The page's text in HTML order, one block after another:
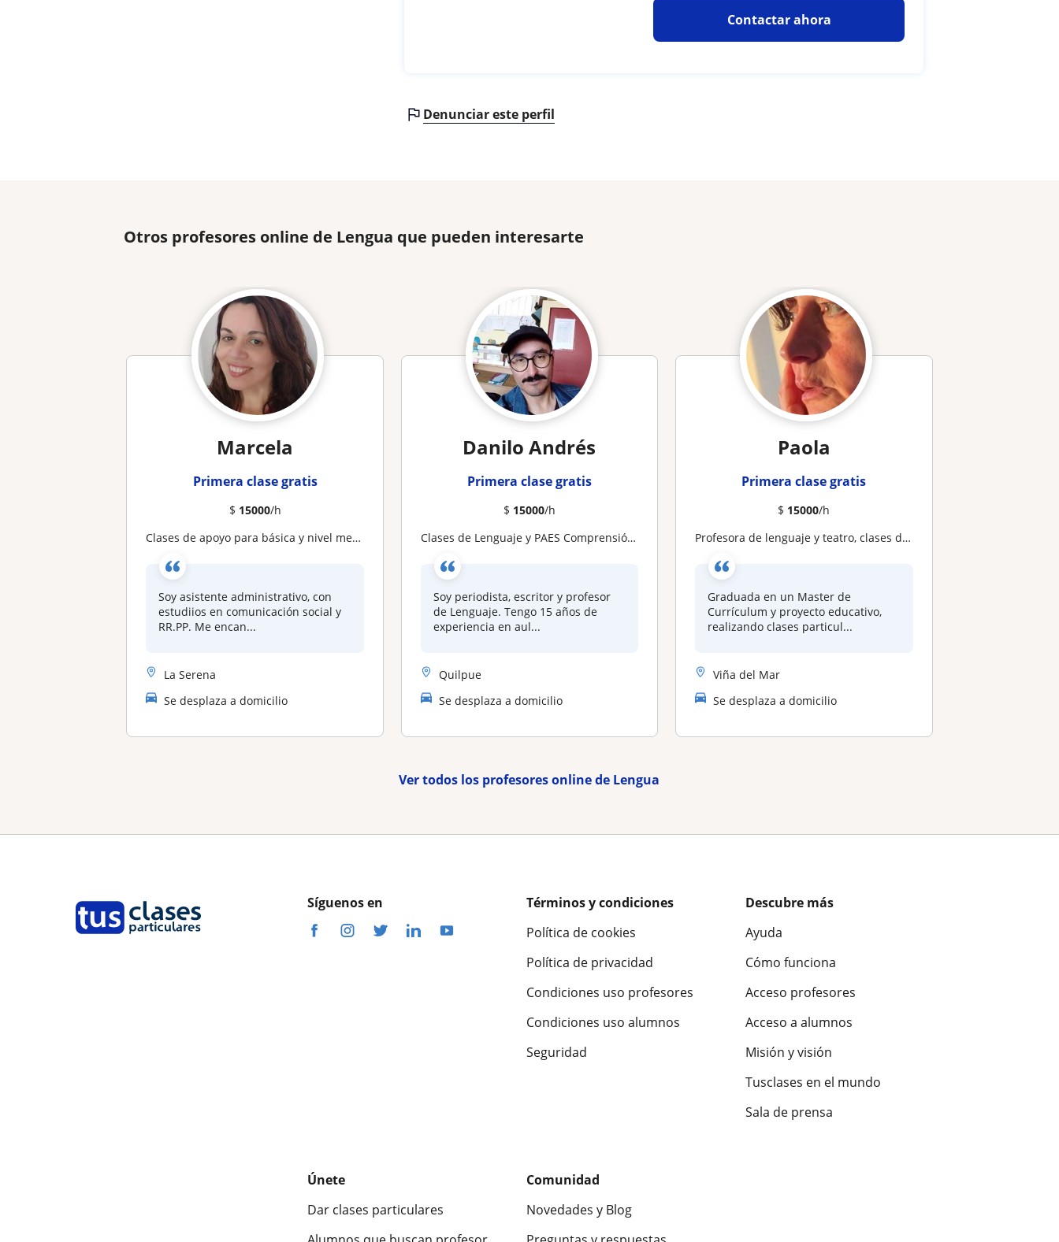
Contactar ahora
Denunciar este perfil
Otros profesores online de Lengua que pueden interesarte
Marcela
Primera clase gratis
$ 15000/h
Clases de apoyo para básica y nivel medio
Soy asistente administrativo, con
estudiios en comunicación social y
RR.PP. Me encan...
La Serena
Se desplaza a domicilio
Danilo Andrés
Primera clase gratis
$ 15000/h
Clases de Lenguaje y PAES Comprensión Lectora — Presencial Chillán y Online
Soy periodista, escritor y profesor
de Lenguaje. Tengo 15 años de
experiencia en aul...
Quilpue
Se desplaza a domicilio
Paola
Primera clase gratis
$ 15000/h
Profesora de lenguaje y teatro, clases de comprensión, escritura, oralidad
Graduada en un Master de
Currículum y proyecto educativo,
realizando clases particul...
Viña del Mar
Se desplaza a domicilio
Ver todos los profesores online de Lengua
Síguenos en
Términos y condiciones
Política de cookies
Política de privacidad
Condiciones uso profesores
Condiciones uso alumnos
Seguridad
Descubre más
Ayuda
Cómo funciona
Acceso profesores
Acceso a alumnos
Misión y visión
Tusclases en el mundo
Sala de prensa
Únete
Dar clases particulares
Comunidad
Novedades y Blog